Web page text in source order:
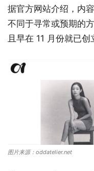
据官方网站介绍，内
不同于寻常或预期的
且早在 11 月份就已创
图片来源：oddatelier.net